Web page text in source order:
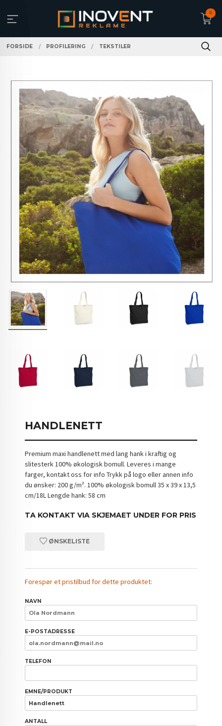
innholdet
0
FORSIDE PROFILERING TEKSTILER
HANDLENETT
Premium maxi handlenett med lang hank i kraftig og
slitesterk 100% økologisk bomull. Leveres i mange
farger, kontakt oss for info Trykk på logo eller annen info
du ønsker: 200 g/m². 100% økologisk bomull 35 x 39 x 13,5
cm/18L Lengde hank: 58 cm
TA KONTAKT VIA SKJEMAET UNDER FOR PRIS
ØNSKELISTE
Forespør et pristilbud for dette produktet:
NAVN
E-POSTADRESSE
TELEFON
EMNE/PRODUKT
ANTALL